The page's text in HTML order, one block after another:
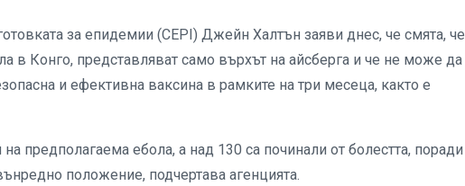
за епидемии (CEPI) Джейн Халтън заяви днес, че смята, че
в Конго, представляват само върхът на айсберга и че не може да
и ефективна ваксина в рамките на три месеца, както е
предполагаема ебола, а над 130 са починали от болестта, поради
положение, подчертава агенцията.